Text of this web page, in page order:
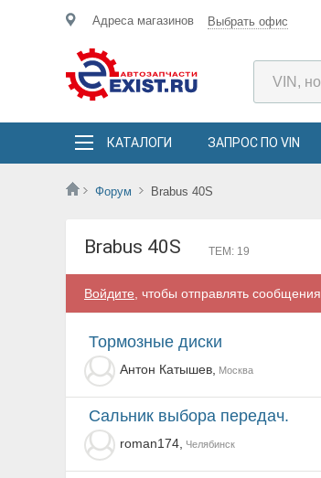
Адреса магазинов Выбрать офис
КАТАЛОГИ ЗАПРОС ПО VIN
Форум Brabus 40S
Brabus 40S ТЕМ: 19
Войдите , чтобы отправлять сообщения.
Тормозные диски
Антон Катышев, Москва
Сальник выбора передач.
roman174, Челябинск